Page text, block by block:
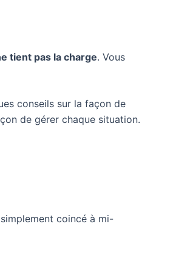
tient pas la charge. Vous
conseils sur la façon de
de gérer chaque situation.
coincé à mi-